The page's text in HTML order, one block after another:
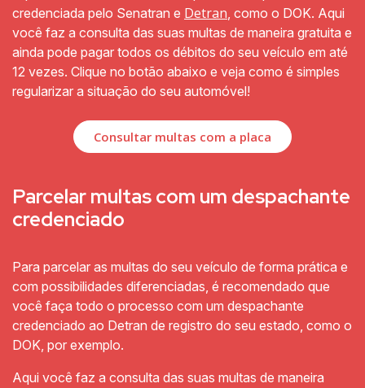
credenciada pelo Senatran e Detran, como o DOK. Aqui
você faz a consulta das suas multas de maneira gratuita e
ainda pode pagar todos os débitos do seu veículo em até
12 vezes. Clique no botão abaixo e veja como é simples
regularizar a situação do seu automóvel!
Consultar multas com a placa
Parcelar multas com um despachante
credenciado
Para parcelar as multas do seu veículo de forma prática e
com possibilidades diferenciadas, é recomendado que
você faça todo o processo com um despachante
credenciado ao Detran de registro do seu estado, como o
DOK, por exemplo.
Aqui você faz a consulta das suas multas de maneira